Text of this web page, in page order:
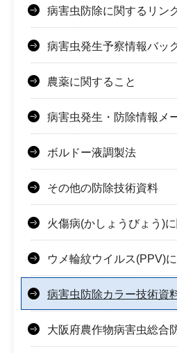
病害虫防除に関するリン
病害虫発生予察情報バッ
農薬に関すること
病害虫発生・防除情報メ
ボルドー液調製法
その他の防除技術資料
火傷病(かしょうびょう)
ウメ輪紋ウイルス(PPV)
病害虫防除カラー技術資
大阪府農作物病害虫総合